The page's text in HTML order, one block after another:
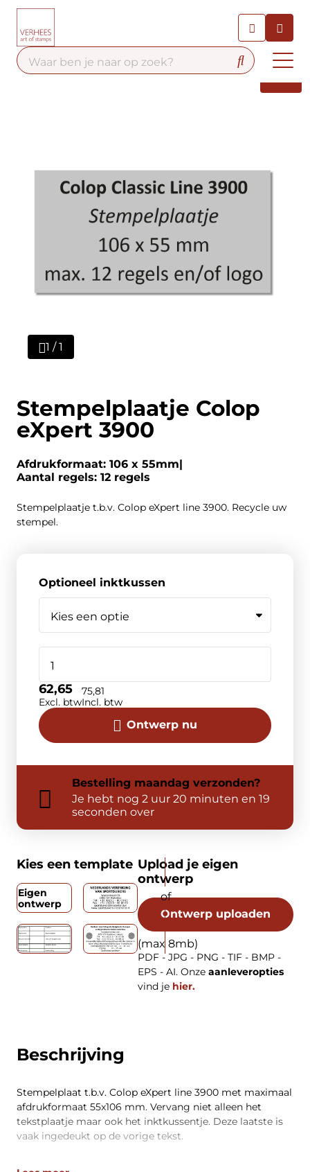
Contact
Beschrijving
Stempelplaat t.b.v. Colop eXpert line 3900 met maximaal
afdrukformaat 55x106 mm. Vervang niet alleen het
tekstplaatje maar ook het inktkussentje. Deze laatste is
vaak ingedeukt op de vorige tekst.
1 / 1
Stempelplaatje Colop
eXpert 3900
Afdrukformaat: 106 x 55mm
Aantal regels: 12 regels
Stempelplaatje t.b.v. Colop eXpert line 3900. Recycle uw
stempel.
Optioneel inktkussen
Ontwerp nu
62,65
Excl. btw
75,81
Incl. btw
Bestelling maandag verzonden?
Je hebt nog 2 uur 20 minuten en 19
seconden over
Kies een template
Eigen
ontwerp
Upload je eigen
ontwerp
Ontwerp uploaden
(max 8mb)
PDF - JPG - PNG - TIF - BMP -
EPS - AI. Onze aanleveropties
vind je hier.